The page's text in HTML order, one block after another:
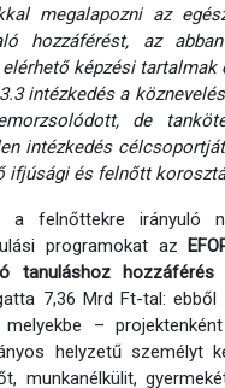
megalapozni az
hozzáférést, az
képzési
intézkedés a
de
intézkedés
ifjúsági és felnőtt
a felnőttekre irányuló
programokat az
tanuláshoz hozzáférés
7,36 Mrd Ft-tal: ebből
–
helyzetű személyt
munkanélkülit,